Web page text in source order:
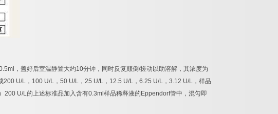
，盖好后室温静置大约10分钟，同时反复颠倒/搓动以助溶解，其浓度为
200 U/L ， 100 U/L ， 50 U/L ， 25 U/L ， 12.5 U/L ， 6.25 U/L ， 3.12 U/L ，样品
） 200 U/L的上述标准品加入含有0.3ml 样品稀释液的 Eppendorf管中，混匀即